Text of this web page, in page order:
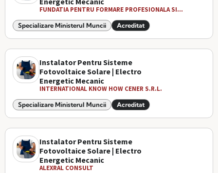
FUNDATIA PENTRU FORMARE PROFESIONALA SI...
Specializare Ministerul Muncii Acreditat
Instalator Pentru Sisteme
Fotovoltaice Solare | Electro
Energetic Mecanic
INTERNATIONAL KNOW HOW CENER S.R.L.
Specializare Ministerul Muncii Acreditat
Instalator Pentru Sisteme
Fotovoltaice Solare | Electro
Energetic Mecanic
ALEXRAL CONSULT